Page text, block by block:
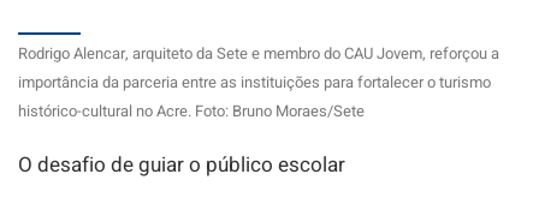
Rodrigo Alencar, arquiteto da Sete e membro do CAU Jovem, reforçou a
importância da parceria entre as instituições para fortalecer o turismo
histórico-cultural no Acre. Foto: Bruno Moraes/Sete
O desafio de guiar o público escolar